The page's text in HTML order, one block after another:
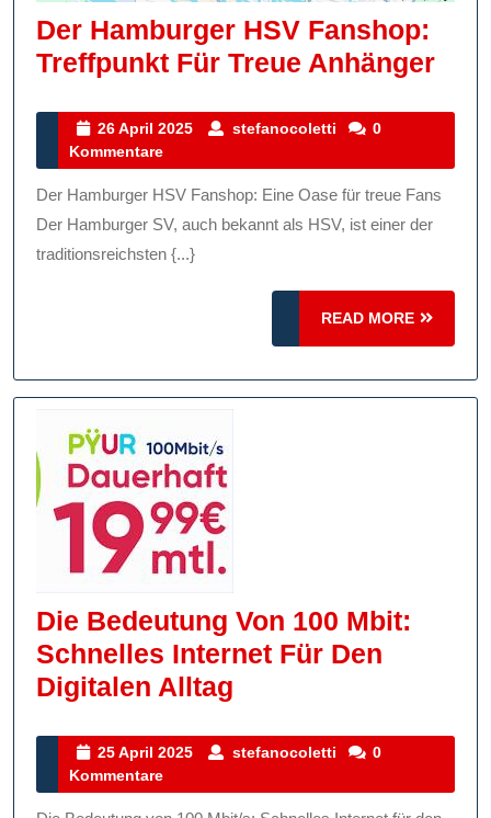
Der Hamburger HSV Fanshop:
Treffpunkt Für Treue AnhängerDer
26 April 2025
26
2025
stefanocoletti stefanocoletti
0
Kommentare
Der Hamburger HSV Fanshop: Eine Oase für treue Fans
Der Hamburger SV, auch bekannt als HSV, ist einer der
traditionsreichsten {...}
READ MORE
READ
MORE
Die Bedeutung Von 100 Mbit:
Schnelles Internet Für Den
Digitalen Alltag
Von
25 April 2025
25
2025
stefanocoletti stefanocoletti
0
Kommentare